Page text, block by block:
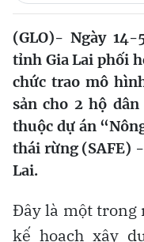
(GLO)- Ngày
tỉnh Gia Lai phối
chức trao mô
sản cho 2 hộ
thuộc dự án
thái rừng (SAFE)
Lai.
Đây là một trong
kế hoạch xây